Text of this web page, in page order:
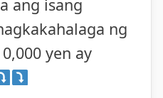
ang isang
ng
yen ay